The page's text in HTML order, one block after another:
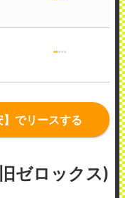
でリースする
ゼロックス)